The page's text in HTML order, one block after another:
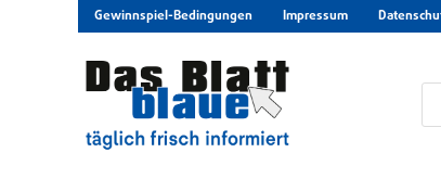
Gewinnspiel-Bedingungen Impressum